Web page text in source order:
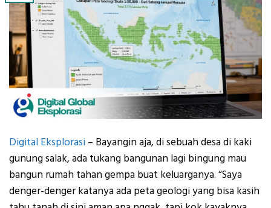
Digital Eksplorasi – Bayangin aja, di sebuah desa di kaki
gunung salak, ada tukang bangunan lagi bingung mau
bangun rumah tahan gempa buat keluarganya. “Saya
denger-denger katanya ada peta geologi yang bisa kasih